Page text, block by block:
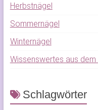
Herbstnägel
Sommernägel
Winternägel
Wissenswertes aus
Schlagwörter